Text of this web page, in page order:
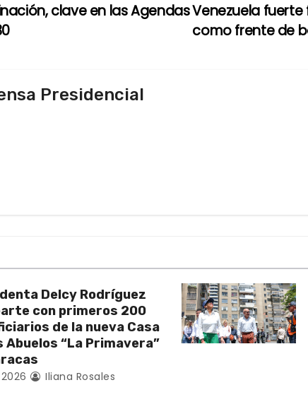
Venezuela
como frente de
clave en las Agendas
Presidencial
Delcy Rodríguez
con primeros 200
de la nueva Casa
Abuelos “La Primavera”
Iliana Rosales